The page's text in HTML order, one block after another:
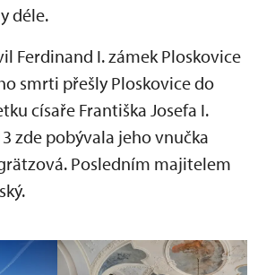
déle.
Ferdinand I. zámek Ploskovice
smrti přešly Ploskovice do
císaře Františka Josefa I.
zde pobývala jeho vnučka
Posledním majitelem